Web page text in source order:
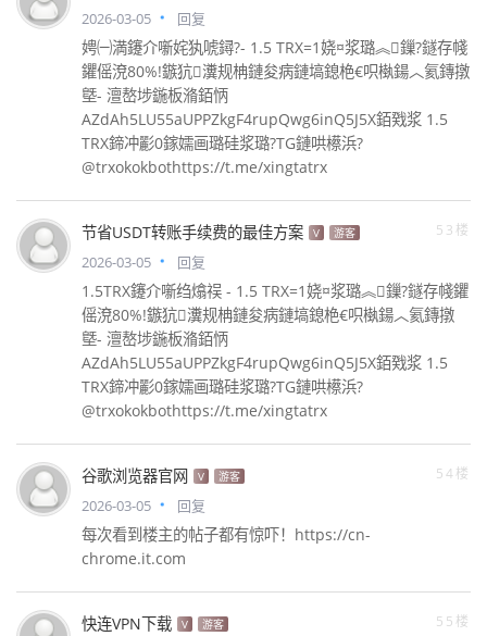
2026-03-05 回复
娉㈠満鑳介噺姹犱唬鐞?- 1.5 TRX=1娆¤浆璐︽鏁?鐩存帴
鑺傜渷80%!鏃犺瀵规柟鏈夋病鏈塙鎴栬€呮槸鍚︿氦鏄撴
墍- 澶嶅埗鍦板潃銆怲
AZdAh5LU55aUPPZkgF4rupQwg6inQ5J5X銆戣浆 1.5
TRX鍗冲彲0鎵嬬画璐硅浆璐?TG鏈哄櫒浜?
@trxokokbothttps://t.me/xingtatrx
节省USDT转账手续费的最佳方案 V 游客 53楼
2026-03-05 回复
1.5TRX鑳介噺绉熻祦 - 1.5 TRX=1娆¤浆璐︽鏁?鐩存帴鑺
傜渷80%!鏃犺瀵规柟鏈夋病鏈塙鎴栬€呮槸鍚︿氦鏄撴
墍- 澶嶅埗鍦板潃銆怲
AZdAh5LU55aUPPZkgF4rupQwg6inQ5J5X銆戣浆 1.5
TRX鍗冲彲0鎵嬬画璐硅浆璐?TG鏈哄櫒浜?
@trxokokbothttps://t.me/xingtatrx
谷歌浏览器官网 V 游客 54楼
2026-03-05 回复
每次看到楼主的帖子都有惊吓！https://cn-
chrome.it.com
快连VPN下载 V 游客 55楼